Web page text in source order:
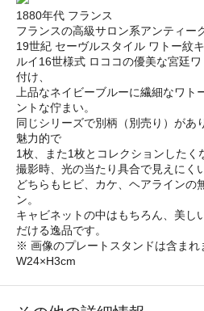
1880年代 フランス
フランスの高級サロン系アンティー
19世紀 セーヴルスタイル ワトー紋
ルイ16世様式 ロココの優美な宮廷
付け、
上品なネイビーブルーに繊細なワ
ントな佇まい。
同じシリーズで別柄（別売り）があ
魅力的で
1枚、また1枚とコレクションしたく
撮影時、光の当たり具合で見えにく
どちらもヒビ、カケ、ヘアラインの
ン。
キャビネットの中はもちろん、美し
だける逸品です。
※ 画像のプレートスタンドは含まれ
W24×H3cm